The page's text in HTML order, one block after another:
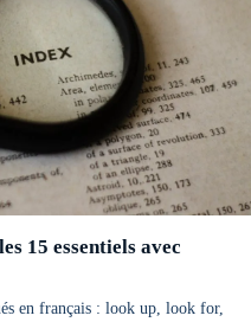
15 essentiels avec
en français : look up, look for,